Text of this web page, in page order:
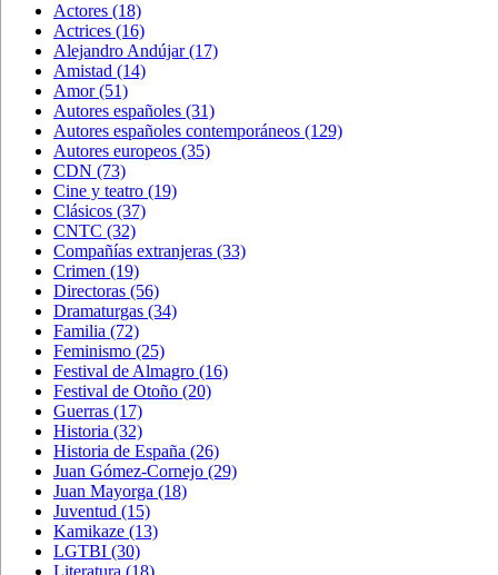
Actores (18)
Actrices (16)
Alejandro Andújar(17)
Amistad (14)
Amor(51)
Autores españoles (31)
Autores españoles contemporáneos (129)
Autores europeos (35)
CDN (73)
Cine y teatro (19)
Clásicos (37)
CNTC (32)
Compañías extranjeras (33)
Crimen (19)
Directoras (56)
Dramaturgas (34)
Familia (72)
Feminismo (25)
Festival de Almagro (16)
Festival de Otoño (20)
Guerras (17)
Historia (32)
Historia de España (26)
Juan Gómez-Cornejo (29)
Juan Mayorga (18)
Juventud (15)
Kamikaze (13)
LGTBI (30)